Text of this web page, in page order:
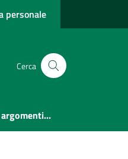
personale
Cerca